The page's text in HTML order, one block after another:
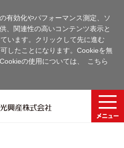
有効化やパフォーマンス測定、ソ
、関連性の高いコンテンツ表示と
います。クリックして先に進む
したことになります。Cookieを無
の使用については、
こちら